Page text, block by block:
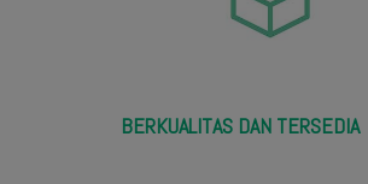
BERKUALITAS DAN TERSEDIA